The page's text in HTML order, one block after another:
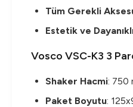
Tüm Gerekli
Estetik ve
Vosco VSC-K3 3
Shaker Hacmi: 750
Paket Boyutu: